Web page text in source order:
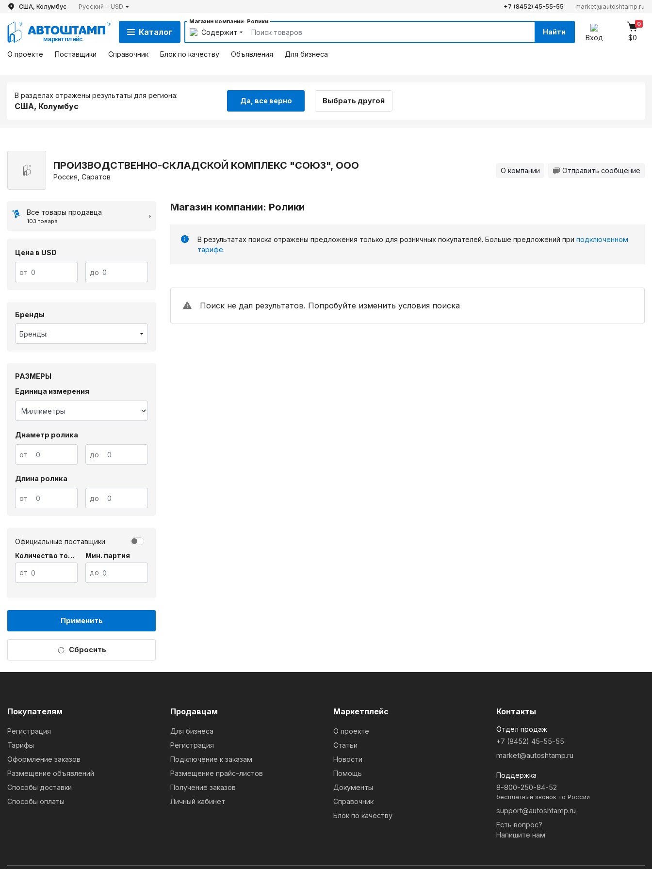
США, Колумбус Русский - USD +7 (8452) 45-55-55 market@autoshtamp.ru
Каталог
Магазин компании: Ролики
Содержит Найти
Вход
0
$0
О проекте
Поставщики Справочник Блок по качеству Объявления Для бизнеса
В разделах отражены результаты для региона:
США, Колумбус
Да, все верно Выбрать другой
ПРОИЗВОДСТВЕННО-СКЛАДСКОЙ КОМПЛЕКС "СОЮЗ", ООО
Россия, Саратов
О компании Отправить сообщение
Все товары продавца
103 товара
Цена в USD
от до
Бренды
Бренды:
РАЗМЕРЫ
Единица измерения
Диаметр ролика
от до
Длина ролика
от до
Официальные поставщики
Количество товара
от
Мин. партия
до
Применить
Сбросить
Магазин компании: Ролики
В результатах поиска отражены предложения только для розничных покупателей. Больше предложений при подключенном
тарифе.
Поиск не дал результатов. Попробуйте изменить условия поиска
Покупателям
Регистрация
Тарифы
Оформление заказов
Размещение объявлений
Способы доставки
Способы оплаты
Продавцам
Для бизнеса
Регистрация
Подключение к заказам
Размещение прайс-листов
Получение заказов
Личный кабинет
Маркетплейс
О проекте
Статьи
Новости
Помощь
Документы
Справочник
Блок по качеству
Контакты
Отдел продаж
+7 (8452) 45-55-55
market@autoshtamp.ru
Поддержка
8-800-250-84-52
бесплатный звонок по России
support@autoshtamp.ru
Есть вопрос?
Напишите нам